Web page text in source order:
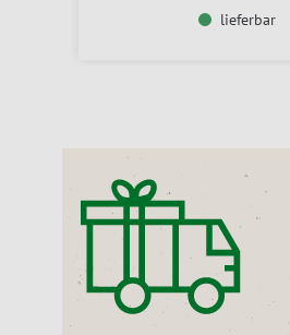
lieferbar